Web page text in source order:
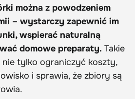
można z powodzeniem
– wystarczy zapewnić im
wspierać naturalną
domowe preparaty. Takie
nie tylko ograniczyć koszty,
i sprawia, że zbiory są